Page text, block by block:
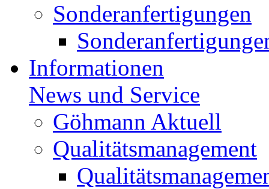
Sonderanfertigungen
Informationen
News und Service
Göhmann Aktuell
Qualitätsmanagement